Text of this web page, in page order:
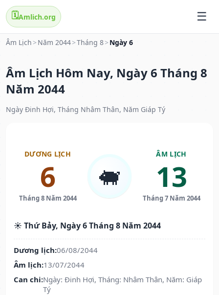
🗓️Amlich.org
Âm Lịch > Năm 2044>Tháng 8> Ngày 6
Âm Lịch Hôm Nay, Ngày 6 Tháng 8
Năm 2044
Ngày Đinh Hợi, Tháng Nhâm Thân, Năm Giáp Tý
DƯƠNG LỊCH
6
Tháng 8 Năm 2044
🐖
ÂM LỊCH
13
Tháng 7 Năm 2044
☀️ Thứ Bảy, Ngày 6 Tháng 8 Năm 2044
Dương lịch:06/08/2044
Âm lịch:13/07/2044
Can chi:Ngày: Đinh Hợi, Tháng: Nhâm Thân, Năm: Giáp
Tý